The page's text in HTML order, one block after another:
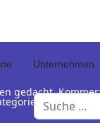
Unternehmen
Suchen
gedacht.